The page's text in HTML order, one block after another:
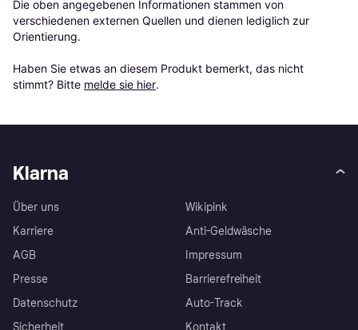
Die oben angegebenen Informationen stammen von
verschiedenen externen Quellen und dienen lediglich zur
Orientierung.
Haben Sie etwas an diesem Produkt bemerkt, das nicht
stimmt? Bitte melde sie hier.
Klarna
Über uns
Karriere
AGB
Presse
Datenschutz
Wikipink
Anti-Geldwäsche
Impressum
Barrierefreiheit
Auto-Track